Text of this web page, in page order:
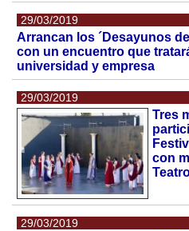
29/03/2019
Arrancan los ´Desayunos
con un encuentro que
universidad y empresa
29/03/2019
Tres
con
29/03/2019